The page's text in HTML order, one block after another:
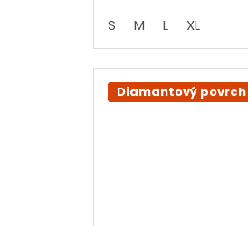
5
S M L XL
Diamantový povrch